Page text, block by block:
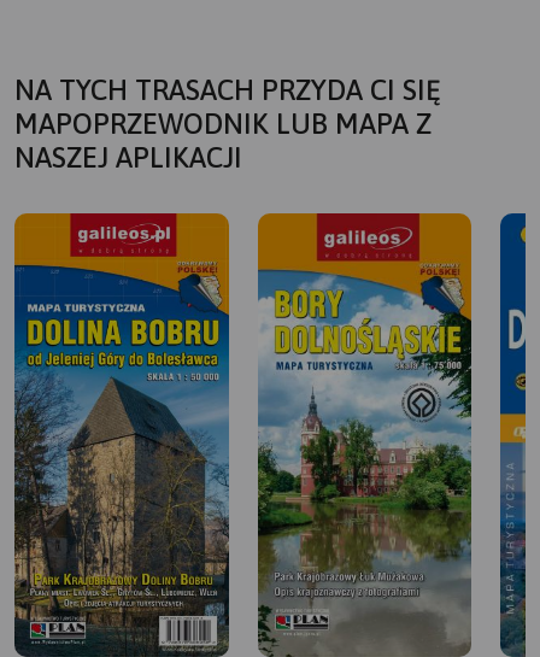
NA TYCH TRASACH PRZYDA CI SIĘ
MAPOPRZEWODNIK LUB MAPA Z
NASZEJ APLIKACJI